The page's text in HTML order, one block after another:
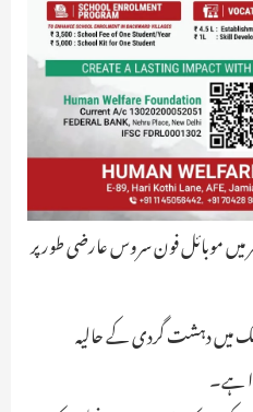
میں موبائل فون سروس عارضی طور پر
میں دہشت گردی کے حالیہ
ہے۔